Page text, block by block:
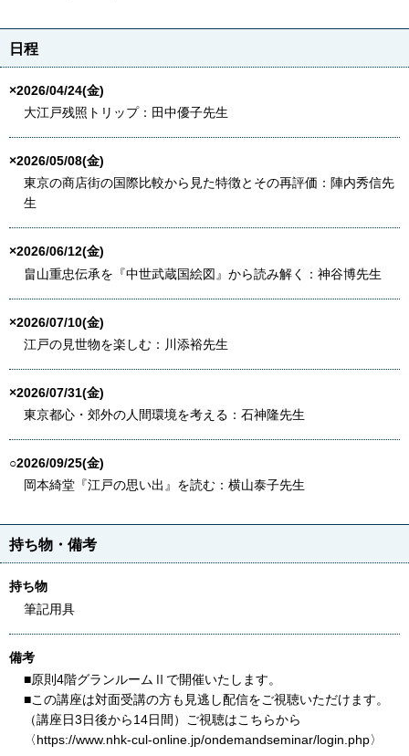
日程
×2026/04/24(金)
大江戸残照トリップ：田中優子先生
×2026/05/08(金)
東京の商店街の国際比較から見た特徴とその再評価：陣内秀信先
生
×2026/06/12(金)
畠山重忠伝承を『中世武蔵国絵図』から読み解く：神谷博先生
×2026/07/10(金)
江戸の見世物を楽しむ：川添裕先生
×2026/07/31(金)
東京都心・郊外の人間環境を考える：石神隆先生
○2026/09/25(金)
岡本綺堂『江戸の思い出』を読む：横山泰子先生
持ち物・備考
持ち物
筆記用具
備考
■原則4階グランルームⅡで開催いたします。
■この講座は対面受講の方も見逃し配信をご視聴いただけます。
（講座日3日後から14日間）ご視聴はこちらから
〈https://www.nhk-cul-online.jp/ondemandseminar/login.php〉